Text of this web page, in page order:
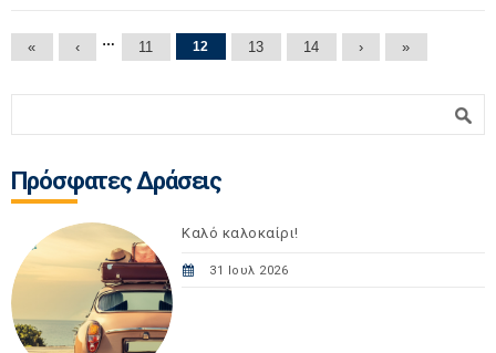
Σελίδες
« ‹ … 11 12 13 14 › »
Πρόσφατες Δράσεις
Καλό καλοκαίρι!
31 Ιουλ 2026